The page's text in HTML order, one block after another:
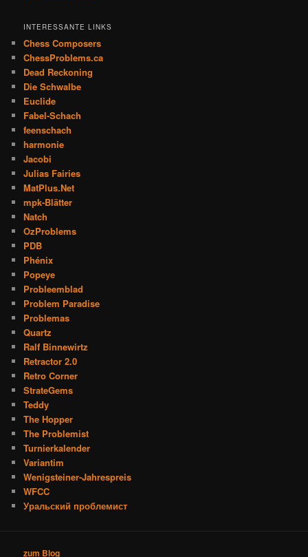
INTERESSANTE LINKS
Chess Composers
ChessProblems.ca
Dead Reckoning
Die Schwalbe
Euclide
Fabel-Schach
feenschach
harmonie
Jacobi
Julias Fairies
MatPlus.Net
mpk-Blätter
Natch
OzProblems
PDB
Phénix
Popeye
Probleemblad
Problem Paradise
Problemas
Quartz
Ralf Binnewirtz
Retractor 2.0
Retro Corner
StrateGems
Teddy
The Hopper
The Problemist
Turnierkalender
Variantim
Wenigsteiner-Jahrespreis
WFCC
Уральский проблемист
zum Blog